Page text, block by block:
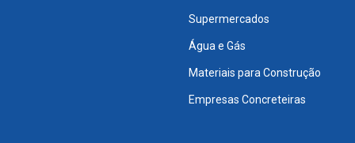
Supermercados
Água e Gás
Materiais para Construção
Empresas Concreteiras